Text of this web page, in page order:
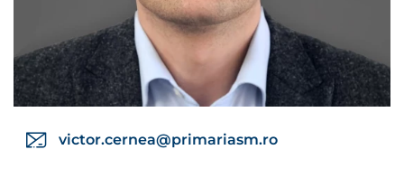
victor.cernea@primariasm.ro